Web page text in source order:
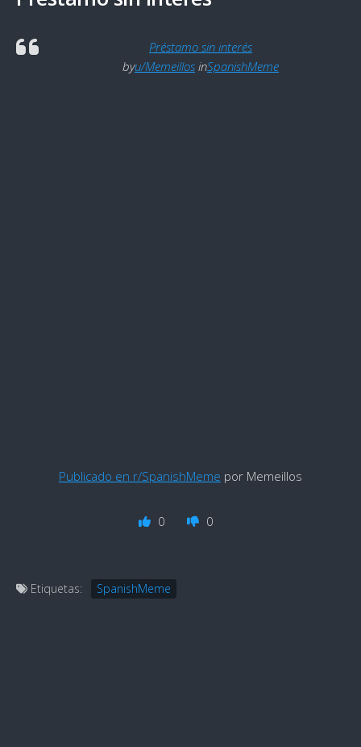
Préstamo sin interés
byu/MemeillosinSpanishMeme
Publicado en r/SpanishMeme por Memeillos
0 0
Etiquetas: SpanishMeme